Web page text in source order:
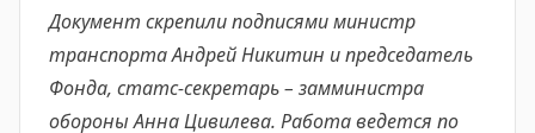
Документ скрепили подписями министр
транспорта Андрей Никитин и председатель
Фонда, статс-секретарь – замминистра
обороны Анна Цивилева. Работа ведется по